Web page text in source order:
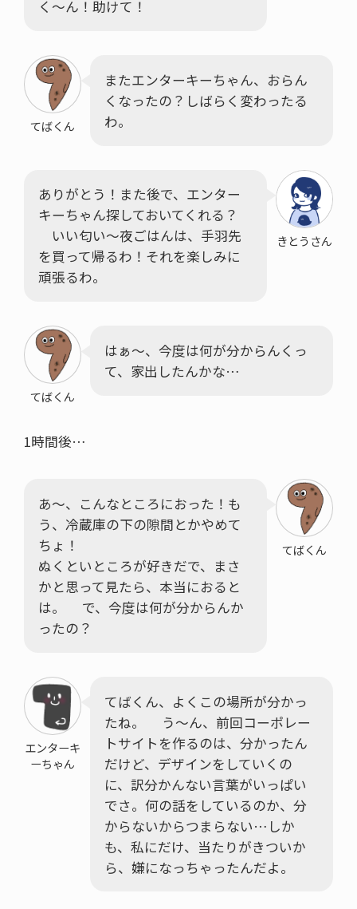
く〜ん！助けて！
てばくん
またエンターキーちゃん、おらん
くなったの？しばらく変わったる
わ。
ありがとう！また後で、エンター
キーちゃん探しておいてくれる？
いい匂い～夜ごはんは、手羽先
を買って帰るわ！それを楽しみに
頑張るわ。
きとうさん
てばくん
はぁ〜、今度は何が分からんくっ
て、家出したんかな…
1時間後…
あ～、こんなところにおった！も
う、冷蔵庫の下の隙間とかやめて
ちょ！
ぬくといところが好きだで、まさ
かと思って見たら、本当におると
は。 で、今度は何が分からんか
ったの？
てばくん
エンターキ
ーちゃん
てばくん、よくこの場所が分かっ
たね。 う～ん、前回コーポレー
トサイトを作るのは、分かったん
だけど、デザインをしていくの
に、訳分かんない言葉がいっぱい
でさ。何の話をしているのか、分
からないからつまらない…しか
も、私にだけ、当たりがきついか
ら、嫌になっちゃったんだよ。